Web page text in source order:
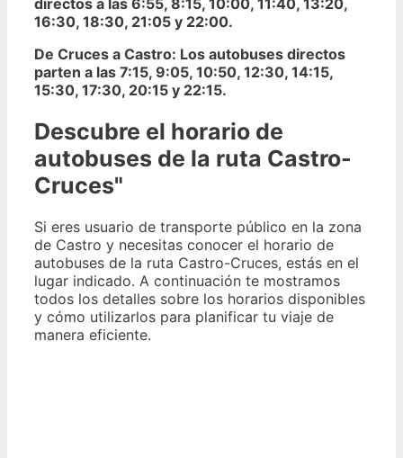
directos a las 6:55, 8:15, 10:00, 11:40, 13:20,
16:30, 18:30, 21:05 y 22:00.
De Cruces a Castro: Los autobuses directos
parten a las 7:15, 9:05, 10:50, 12:30, 14:15,
15:30, 17:30, 20:15 y 22:15.
Descubre el horario de
autobuses de la ruta Castro-
Cruces"
Si eres usuario de transporte público en la zona
de Castro y necesitas conocer el horario de
autobuses de la ruta Castro-Cruces, estás en el
lugar indicado. A continuación te mostramos
todos los detalles sobre los horarios disponibles
y cómo utilizarlos para planificar tu viaje de
manera eficiente.